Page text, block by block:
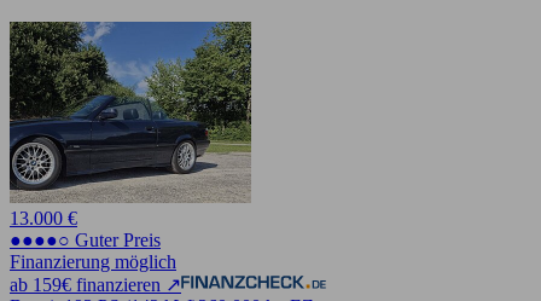
13.000 €
●●●●○ Guter Preis
Finanzierung möglich
ab 159€ finanzieren ↗